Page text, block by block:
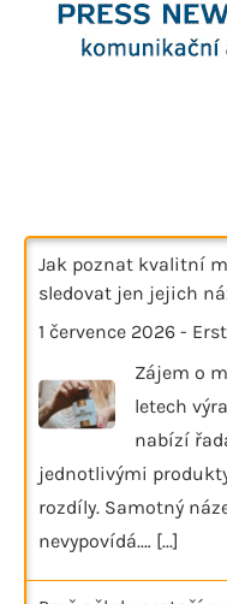
Jak poznat kvalitní
sledovat jen jejich
1 července 2026 -
Zájem o
letech
nabízí
jednotlivými
rozdíly. Samotný
nevypovídá.… [...]